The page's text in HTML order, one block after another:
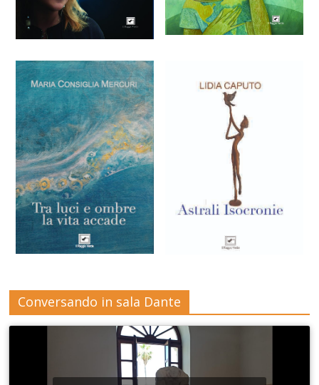
Conversando in sala Dante